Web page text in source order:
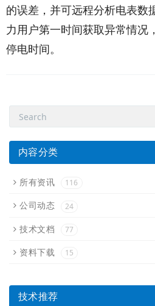
的误差，并可远程分析电表数
力用户第一时间获取异常情况
停电时间。
内容分类
所有资讯 116
公司动态 24
技术文档 77
资料下载 15
技术推荐